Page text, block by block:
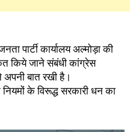
पार्टी कार्यालय अल्मोड़ा की
किये जाने संबंधी कांग्रेस
अपनी बात रखी है।
के विरूद्ध सरकारी धन का